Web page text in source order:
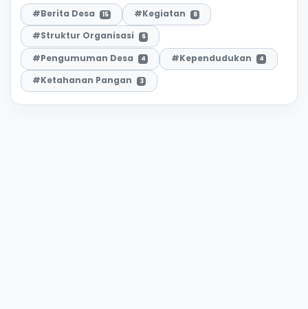
#Berita Desa 15 #Kegiatan 8
#Struktur Organisasi 6
#Pengumuman Desa 4 #Kependudukan 4
#Ketahanan Pangan 3